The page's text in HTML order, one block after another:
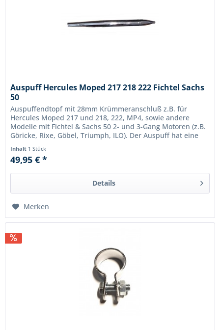
Auspuff Hercules Moped 217 218 222 Fichtel Sachs
50
Auspuffendtopf mit 28mm Krümmeranschluß z.B. für
Hercules Moped 217 und 218, 222, MP4, sowie andere
Modelle mit Fichtel & Sachs 50 2- und 3-Gang Motoren (z.B.
Göricke, Rixe, Göbel, Triumph, ILO). Der Auspuff hat eine
Inhalt 1 Stück
49,95 € *
Details
Merken